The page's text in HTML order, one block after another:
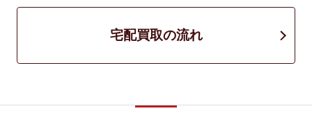
宅配買取の流れ